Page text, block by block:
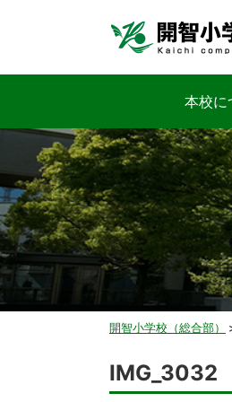
本校に
開智小学校（総合部）
IMG_3032